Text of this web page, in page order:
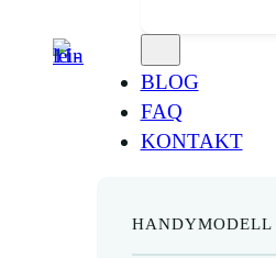
BLOG
FAQ
KONTAKT
HANDYMODELL